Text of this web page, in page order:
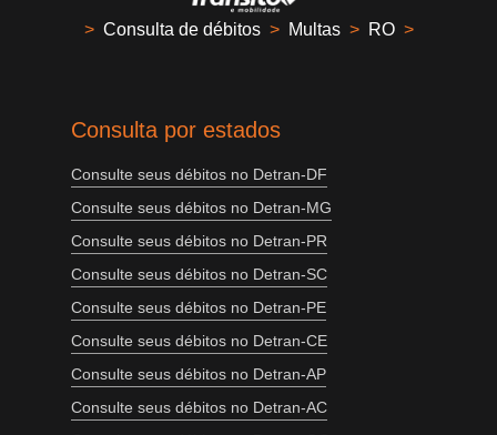
> Consulta de débitos > Multas > RO >
Consulta por estados
Consulte seus débitos no Detran-DF
Consulte seus débitos no Detran-MG
Consulte seus débitos no Detran-PR
Consulte seus débitos no Detran-SC
Consulte seus débitos no Detran-PE
Consulte seus débitos no Detran-CE
Consulte seus débitos no Detran-AP
Consulte seus débitos no Detran-AC